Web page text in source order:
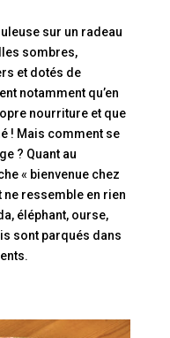
sur un radeau
sombres,
et dotés de
notamment qu’en
nourriture et que
! Mais comment se
? Quant au
« bienvenue chez
ne ressemble en rien
éléphant, ourse,
sont parqués dans